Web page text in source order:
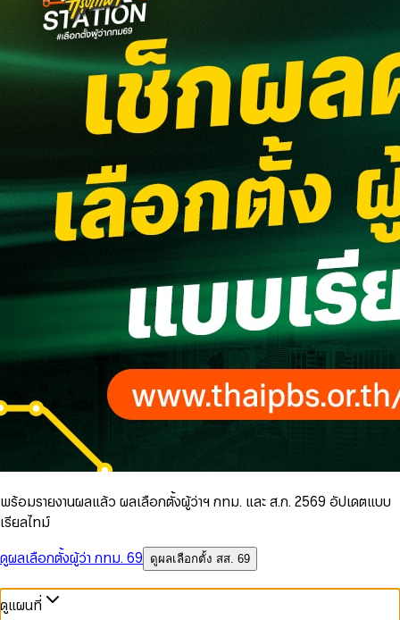
พร้อมรายงานผลแล้ว ผลเลือกตั้งผู้ว่าฯ กทม. และ ส.ก. 2569 อัปเดตแบบ
เรียลไทม์
ดูผลเลือกตั้งผู้ว่า กทม. 69
ดูผลเลือกตั้ง สส. 69
ดูแผนที่